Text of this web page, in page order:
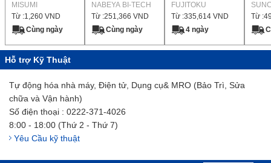
MISUMI
Từ :1,260 VND
Cùng ngày
NABEYA BI-TECH
Từ :251,366 VND
Cùng ngày
FUJITOKU
Từ :335,614 VND
4 ngày
Từ :
Hỗ trợ Kỹ Thuật
Tự động hóa nhà máy, Điện tử, Dụng cụ& MRO (Bảo Trì, Sửa
chữa và Vận hành)
Số điện thoại : 0222-371-4026
8:00 - 18:00 (Thứ 2 - Thứ 7)
Yêu Cầu kỹ thuật